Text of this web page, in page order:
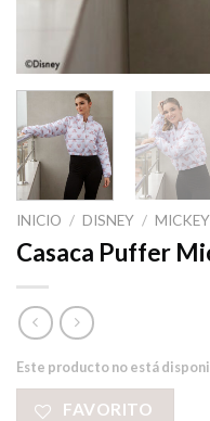
INICIO / DISNEY /
Casaca Puffer
Este producto no está
FAVORITO